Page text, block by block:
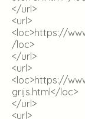
</url>
<url>
<loc>https://
/loc>
</url>
<url>
<loc>https://
grijs.html</loc>
</url>
<url>